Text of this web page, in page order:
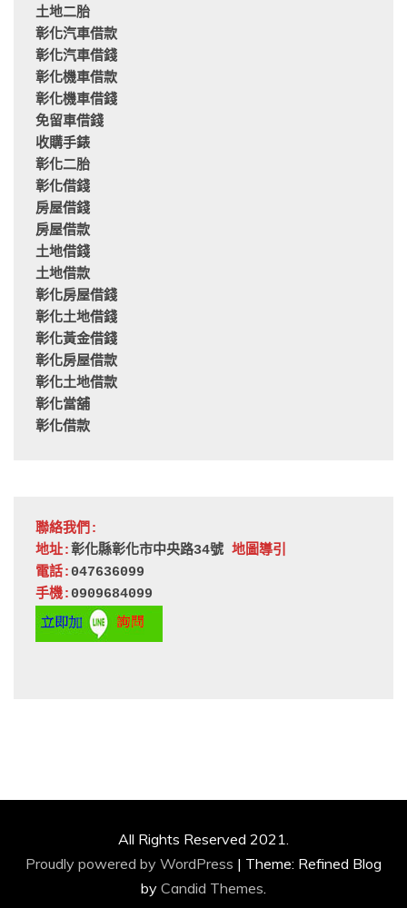
土地二胎
彰化汽車借款
彰化汽車借錢
彰化機車借款
彰化機車借錢
免留車借錢
收購手錶
彰化二胎
彰化借錢
房屋借錢
房屋借款
土地借錢
土地借款
彰化房屋借錢
彰化土地借錢
彰化黃金借錢
彰化房屋借款
彰化土地借款
彰化當舖
彰化借款
聯絡我們:
地址:彰化縣彰化市中央路34號 地圖導引
電話: 047636099
手機: 0909684099
All Rights Reserved 2021.
Proudly powered by WordPress | Theme: Refined Blog
by Candid Themes